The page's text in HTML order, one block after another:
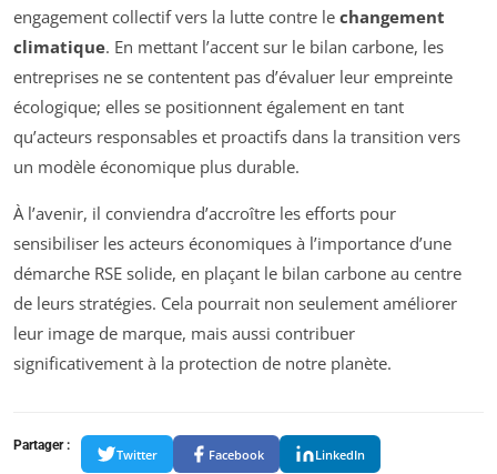
engagement collectif vers la lutte contre le changement
climatique. En mettant l’accent sur le bilan carbone, les
entreprises ne se contentent pas d’évaluer leur empreinte
écologique; elles se positionnent également en tant
qu’acteurs responsables et proactifs dans la transition vers
un modèle économique plus durable.
À l’avenir, il conviendra d’accroître les efforts pour
sensibiliser les acteurs économiques à l’importance d’une
démarche RSE solide, en plaçant le bilan carbone au centre
de leurs stratégies. Cela pourrait non seulement améliorer
leur image de marque, mais aussi contribuer
significativement à la protection de notre planète.
Partager :
Twitter Facebook LinkedIn